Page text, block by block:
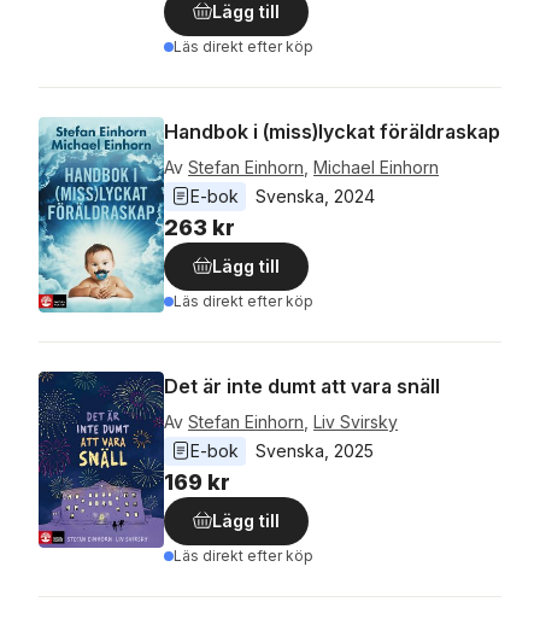
Lägg till
Läs direkt efter köp
Handbok i (miss)lyckat föräldraskap
Av Stefan Einhorn Michael Einhorn
E-bok
Svenska 2024
263 kr
Lägg till
Läs direkt efter köp
Det är inte dumt att vara snäll
Av Stefan Einhorn Liv Svirsky
E-bok
Svenska 2025
169 kr
Lägg till
Läs direkt efter köp